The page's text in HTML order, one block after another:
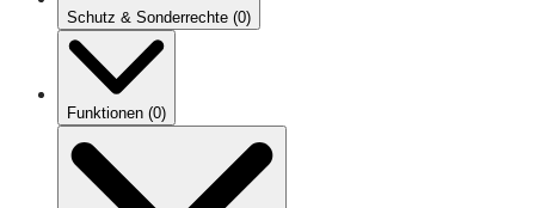
Schutz & Sonderrechte (0)
Funktionen (0)